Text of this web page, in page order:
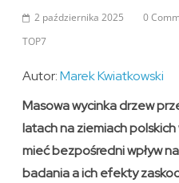
2 października 2025
0
TOP7
Autor:Marek Kwiatkowski
Masowa wycinka drzew
latach na ziemiach polskich
mieć bezpośredni wpływ
badania a ich efekty